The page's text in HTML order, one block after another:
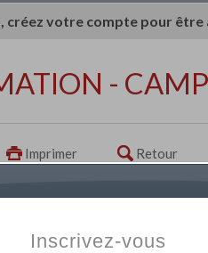
créez votre compte pour
-
Imprimer Retour
Inscrivez-vous